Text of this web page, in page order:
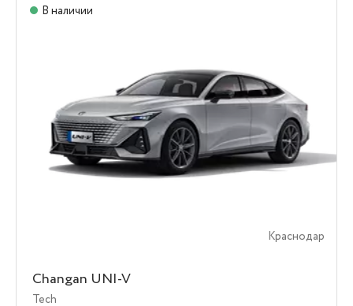
В наличии
Краснодар
Changan UNI-V
Tech